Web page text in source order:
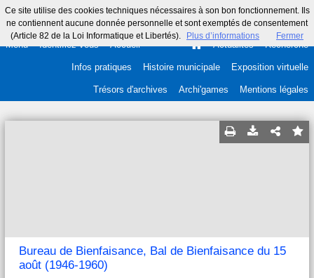
Ce site utilise des cookies techniques nécessaires à son bon fonctionnement. Ils
ne contiennent aucune donnée personnelle et sont exemptés de consentement
(Article 82 de la Loi Informatique et Libertés).
Plus d’informations Fermer
Menu Identifiez-vous Accueil Actualités Recherche
Infos pratiques Histoire municipale Exposition virtuelle
Trésors d'archives Archi'games Mentions légales
Bureau de Bienfaisance, Bal de Bienfaisance du 15
août (1946-1960)